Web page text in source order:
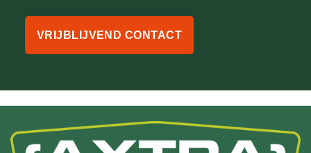
VRIJBLIJVEND CONTACT